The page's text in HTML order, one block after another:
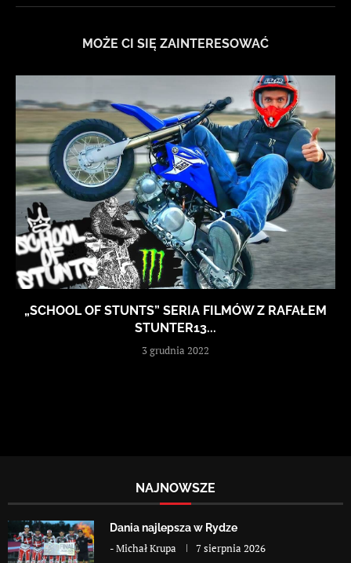
MOŻE CI SIĘ ZAINTERESOWAĆ
„SCHOOL OF STUNTS” SERIA FILMÓW Z RAFAŁEM
STUNTER13...
3 grudnia 2022
NAJNOWSZE
Dania najlepsza w Rydze
-Michał Krupa 7 sierpnia 2026